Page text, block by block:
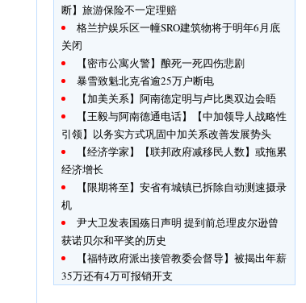
断】旅游保险不一定理赔
格兰护娱乐区一幢SRO建筑物将于明年6月底
关闭
【密市公寓火警】酿死一死四伤悲剧
暴雪致魁北克省逾25万户断电
【加美关系】阿南德定明与卢比奥双边会晤
【王毅与阿南德通电话】【中加领导人战略性
引领】以务实方式巩固中加关系改善发展势头
【经济学家】【联邦政府减移民人数】或拖累
经济增长
【限期将至】安省有城镇已拆除自动测速摄录
机
尹大卫发表国殇日声明 提到前总理皮尔逊曾
获诺贝尔和平奖的历史
【福特政府派出接管教委会督导】被揭出年薪
35万还有4万可报销开支